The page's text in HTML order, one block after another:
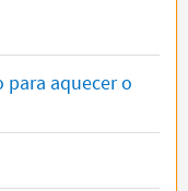
para aquecer o